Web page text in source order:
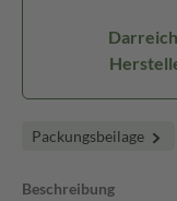
Packungsbeilage
Beschreibung